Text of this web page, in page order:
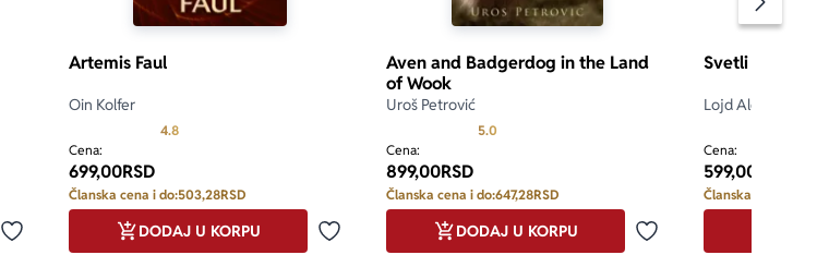
Dodaj u omiljene
Artemis Faul
Oin Kolfer
4.8Prosecna ocena je 4.8 od 5
Cena:
699,00RSD
Članska cena i do:503,28RSD
Dodaj u omiljene
DODAJ U KORPU
Aven and Badgerdog in the Land
of Wook
Uroš Petrović
5.0
Cena:
899,00RSD
Članska cena i do:647,28RSD
Dodaj u omiljene
DODAJ U KORPU
Svetli kralj
Lojd Aleksander
Cena:
599,00
Članska cena i do: